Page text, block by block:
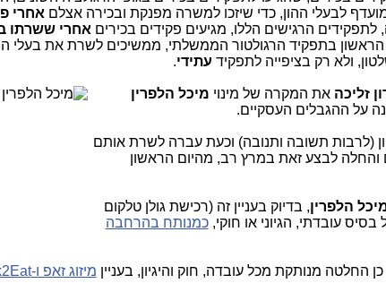
לבעלי ההון, כדי שיזכו למשרה מפנקת ובכירה אצלם אחרי
הרגישים הללו, מגיעים פקידים בכירים אחרי ששרתו
בתפקיד הרגולטור הממשלתי, ממשיכים לשרת את בעלי
ולא רק בציפייה לתפקיד עתידי.
זליכה את המקרה של מינוי מיכל הלפרין
על ההגבלים העסקיים.
(לרבות תשובה ותנובה) וכעת עברה לשרת אותם
לבצע זאת במרץ רב, מהיום הראשון
הלפרין, בדיוק בעניין זה (רכישת גולן טלקום
עובדתי, הגיוני או חוקי,כמנותח בהרחבה
מנותקת מכל עובדה, חוק והיגיון, בעניין מיזוג זאפ ו-Click2Eat